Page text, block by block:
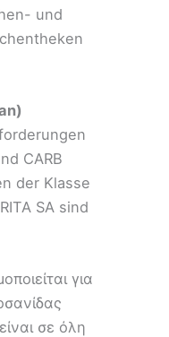
und
CARB
der Klasse
SA sind
για
σε όλη